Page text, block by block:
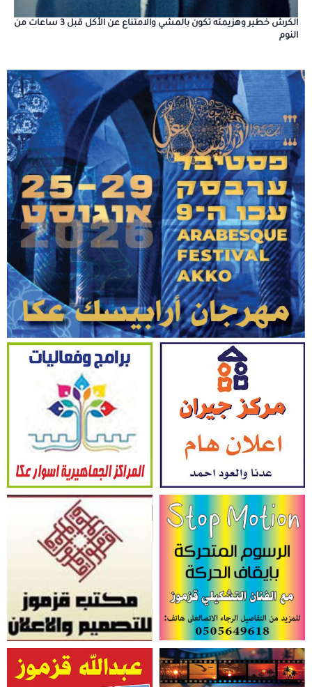
الكرش خطير وهزيمته تكون بالمشي والامتناع عن الأكل قبل 3 ساعات من
النوم